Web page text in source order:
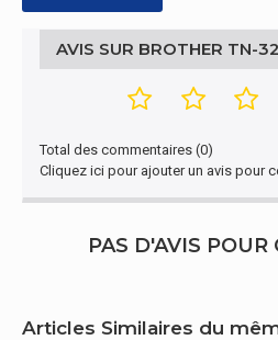
AVIS SUR BROTHER TN-
Total des commentaires (0)
Cliquez ici pour ajouter un avis pour
PAS D'AVIS POUR
Articles Similaires du